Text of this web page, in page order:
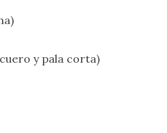
y pala corta)